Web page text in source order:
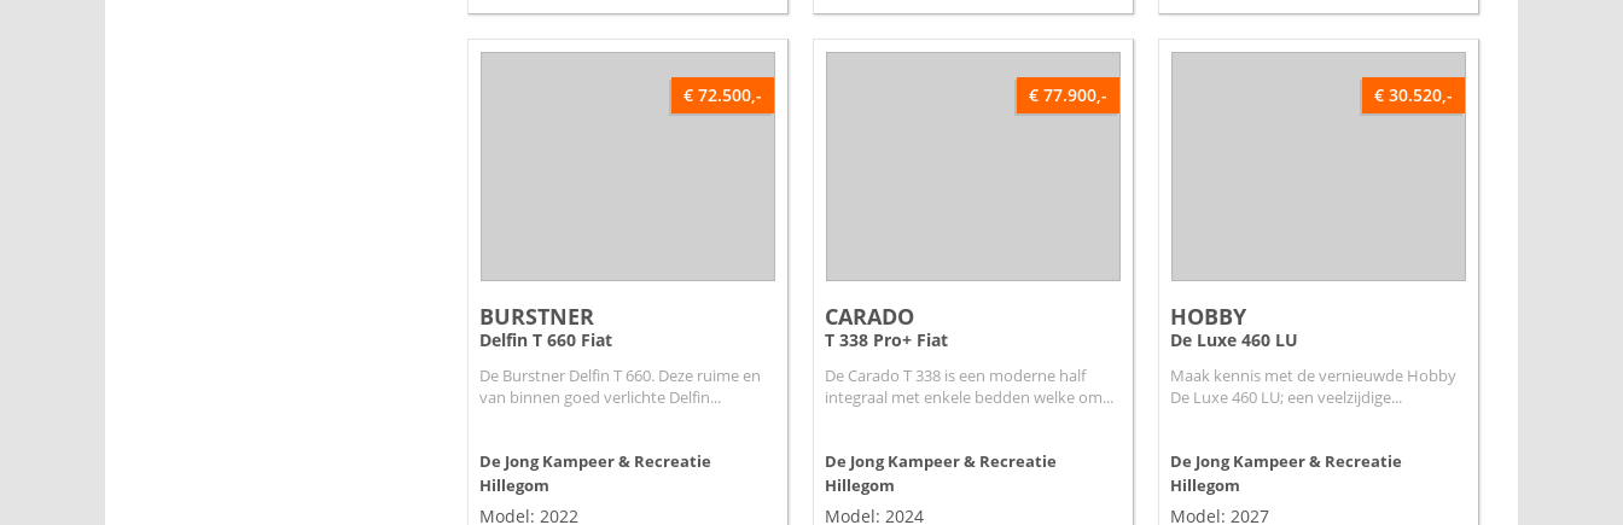
€ 72.500,-
BURSTNER
Delfin T 660 Fiat
De Burstner Delfin T 660. Deze ruime en
van binnen goed verlichte Delfin...
De Jong Kampeer & Recreatie
Hillegom
Model: 2022
€ 77.900,-
CARADO
T 338 Pro+ Fiat
De Carado T 338 is een moderne half
integraal met enkele bedden welke om...
De Jong Kampeer & Recreatie
Hillegom
Model: 2024
€ 30.520,-
HOBBY
De Luxe 460 LU
Maak kennis met de vernieuwde Hobby
De Luxe 460 LU; een veelzijdige...
De Jong Kampeer & Recreatie
Hillegom
Model: 2027